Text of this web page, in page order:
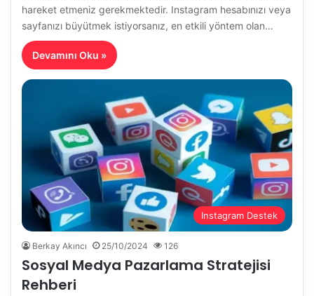
hareket etmeniz gerekmektedir. Instagram hesabınızı veya
sayfanızı büyütmek istiyorsanız, en etkili yöntem olan…
Devamını Oku »
Instagram Destek
Berkay Akıncı 25/10/2024 126
Sosyal Medya Pazarlama Stratejisi
Rehberi